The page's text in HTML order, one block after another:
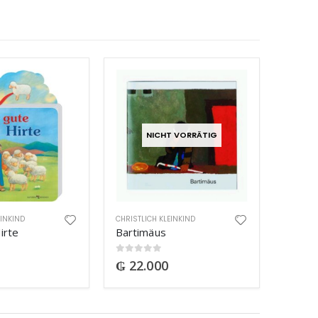
NICHT VORRÄTIG
CHRISTLICH KLEINKIND
Bartimäus
0out of 5
₲ 22.000